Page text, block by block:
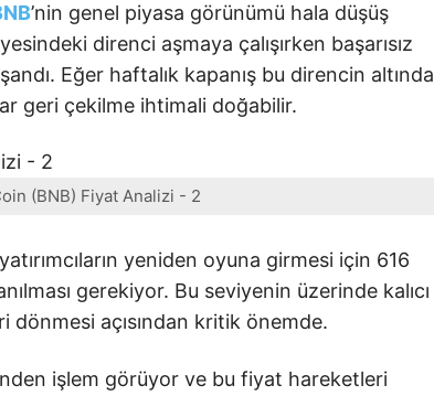
’nin genel piyasa görünümü hala düşüş
direnci aşmaya çalışırken başarısız
Eğer haftalık kapanış bu direncin altında
geri çekilme ihtimali doğabilir.
(BNB) Fiyat Analizi - 2
yeniden oyuna girmesi için 616
gerekiyor. Bu seviyenin üzerinde kalıcı
dönmesi açısından kritik önemde.
işlem görüyor ve bu fiyat hareketleri